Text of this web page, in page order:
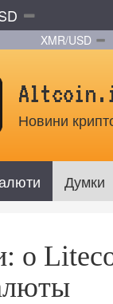
XMR/USD
Новини
Думки
о